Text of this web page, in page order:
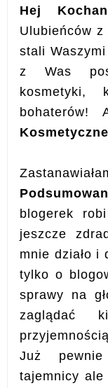
Hej
Ulubieńców
stali Waszymi
z Was
kosmetyki,
blogerek
jeszcze
mnie działo
tylko o
sprawy na
Już
tajemnicy